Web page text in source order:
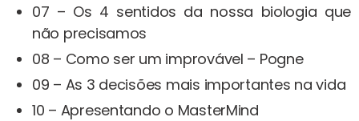
07 – Os 4 sentidos da nossa biologia que
não precisamos
08 – Como ser um improvável – Pogne
09 – As 3 decisões mais importantes na vida
10 – Apresentando o MasterMind